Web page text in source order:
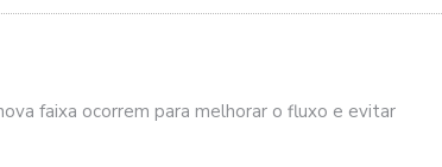
faixa ocorrem para melhorar o fluxo e evitar